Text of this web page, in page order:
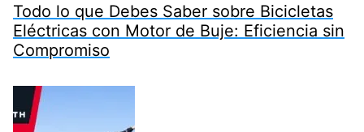
Todo lo que Debes Saber sobre Bicicletas
Eléctricas con Motor de Buje: Eficiencia sin
Compromiso